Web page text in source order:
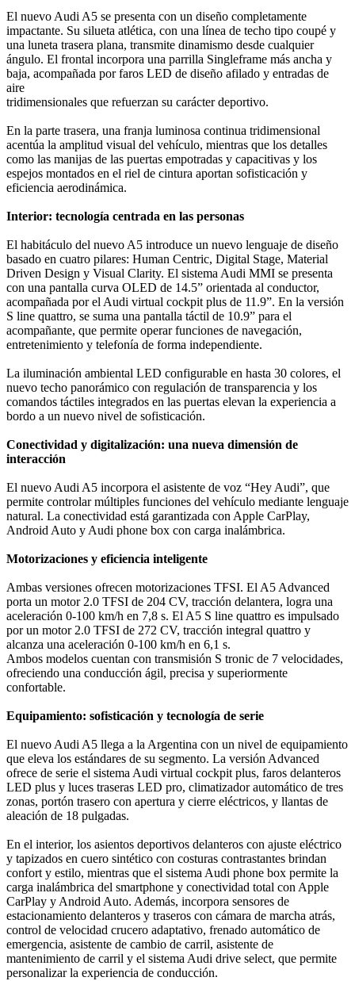
El nuevo Audi A5 se presenta con un diseño completamente
impactante. Su silueta atlética, con una línea de techo tipo coupé y
una luneta trasera plana, transmite dinamismo desde cualquier
ángulo. El frontal incorpora una parrilla Singleframe más ancha y
baja, acompañada por faros LED de diseño afilado y entradas de
aire
tridimensionales que refuerzan su carácter deportivo.
En la parte trasera, una franja luminosa continua tridimensional
acentúa la amplitud visual del vehículo, mientras que los detalles
como las manijas de las puertas empotradas y capacitivas y los
espejos montados en el riel de cintura aportan sofisticación y
eficiencia aerodinámica.
Interior: tecnología centrada en las personas
El habitáculo del nuevo A5 introduce un nuevo lenguaje de diseño
basado en cuatro pilares: Human Centric, Digital Stage, Material
Driven Design y Visual Clarity. El sistema Audi MMI se presenta
con una pantalla curva OLED de 14.5” orientada al conductor,
acompañada por el Audi virtual cockpit plus de 11.9”. En la versión
S line quattro, se suma una pantalla táctil de 10.9” para el
acompañante, que permite operar funciones de navegación,
entretenimiento y telefonía de forma independiente.
La iluminación ambiental LED configurable en hasta 30 colores, el
nuevo techo panorámico con regulación de transparencia y los
comandos táctiles integrados en las puertas elevan la experiencia a
bordo a un nuevo nivel de sofisticación.
Conectividad y digitalización: una nueva dimensión de
interacción
El nuevo Audi A5 incorpora el asistente de voz “Hey Audi”, que
permite controlar múltiples funciones del vehículo mediante lenguaje
natural. La conectividad está garantizada con Apple CarPlay,
Android Auto y Audi phone box con carga inalámbrica.
Motorizaciones y eficiencia inteligente
Ambas versiones ofrecen motorizaciones TFSI. El A5 Advanced
porta un motor 2.0 TFSI de 204 CV, tracción delantera, logra una
aceleración 0-100 km/h en 7,8 s. El A5 S line quattro es impulsado
por un motor 2.0 TFSI de 272 CV, tracción integral quattro y
alcanza una aceleración 0-100 km/h en 6,1 s.
Ambos modelos cuentan con transmisión S tronic de 7 velocidades,
ofreciendo una conducción ágil, precisa y superiormente
confortable.
Equipamiento: sofisticación y tecnología de serie
El nuevo Audi A5 llega a la Argentina con un nivel de equipamiento
que eleva los estándares de su segmento. La versión Advanced
ofrece de serie el sistema Audi virtual cockpit plus, faros delanteros
LED plus y luces traseras LED pro, climatizador automático de tres
zonas, portón trasero con apertura y cierre eléctricos, y llantas de
aleación de 18 pulgadas.
En el interior, los asientos deportivos delanteros con ajuste eléctrico
y tapizados en cuero sintético con costuras contrastantes brindan
confort y estilo, mientras que el sistema Audi phone box permite la
carga inalámbrica del smartphone y conectividad total con Apple
CarPlay y Android Auto. Además, incorpora sensores de
estacionamiento delanteros y traseros con cámara de marcha atrás,
control de velocidad crucero adaptativo, frenado automático de
emergencia, asistente de cambio de carril, asistente de
mantenimiento de carril y el sistema Audi drive select, que permite
personalizar la experiencia de conducción.